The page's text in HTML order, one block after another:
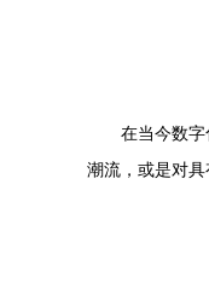
在当今数
潮流，或是对具